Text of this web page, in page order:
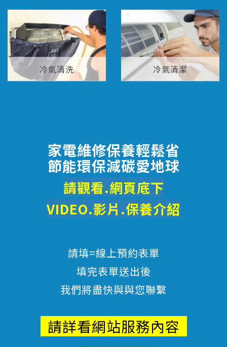
冷氣清洗 冷氣清潔
家電維修保養輕鬆省
節能環保減碳愛地球
請觀看.網頁底下
VIDEO.影片.保養介紹
請填=線上預約表單
填完表單送出後
我們將盡快與與您聯繫
請詳看網站服務內容